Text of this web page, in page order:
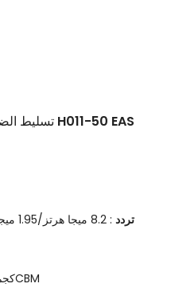
تسليط الضوء على العلامة الصلبة المستديرة H011-50 EAS
تردد : 8.2 ميجا هرتز/1.95 ميجا هرتز/58 كيلو هرتز أو حسب الطلب
: 500 قطعة/ctn، 7 كجم، 0.028CBM